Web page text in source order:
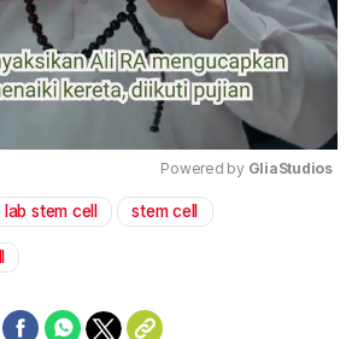
Powered by GliaStudios
lab stem cell stem cell